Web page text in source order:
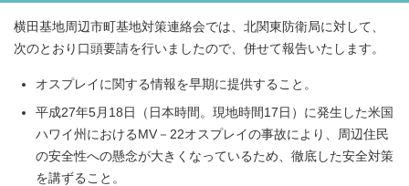
横田基地周辺市町基地対策連絡会では、北関東防衛局に対して、
次のとおり口頭要請を行いましたので、併せて報告いたします。
オスプレイに関する情報を早期に提供すること。
平成27年5月18日（日本時間。現地時間17日）に発生した米国
ハワイ州におけるMV－22オスプレイの事故により、周辺住民
の安全性への懸念が大きくなっているため、徹底した安全対策
を講ずること。